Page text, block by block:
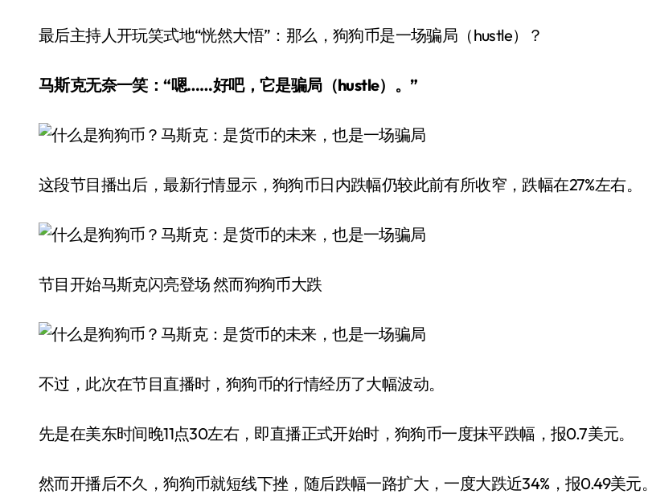
最后主持人开玩笑式地“恍然大悟”：那么，狗狗币是一场骗局（hustle）？
马斯克无奈一笑：“嗯……好吧，它是骗局（hustle）。”
这段节目播出后，最新行情显示，狗狗币日内跌幅仍较此前有所收窄，跌幅在27%左右。
节目开始马斯克闪亮登场 然而狗狗币大跌
不过，此次在节目直播时，狗狗币的行情经历了大幅波动。
先是在美东时间晚11点30左右，即直播正式开始时，狗狗币一度抹平跌幅，报0.7美元。
然而开播后不久，狗狗币就短线下挫，随后跌幅一路扩大，一度大跌近34%，报0.49美元。